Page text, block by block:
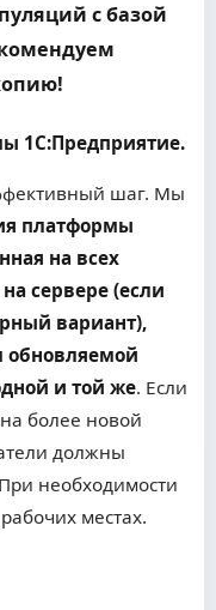
с базой
1С:Предприятие.
шаг. Мы
платформы
на всех
сервере (если
вариант),
обновляемой
и той же. Если
более новой
должны
необходимости
местах.